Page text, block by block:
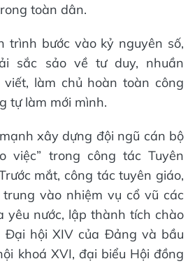
toàn dân.
trình bước vào kỷ nguyên số,
sắc sảo về tư duy, nhuần
làm chủ hoàn toàn công
tự làm mới mình.
xây dựng đội ngũ cán bộ
việc” trong công tác Tuyên
mắt, công tác tuyên giáo,
vào nhiệm vụ cổ vũ các
yêu nước, lập thành tích chào
Đại hội XIV của Đảng và bầu
khoá XVI, đại biểu Hội đồng